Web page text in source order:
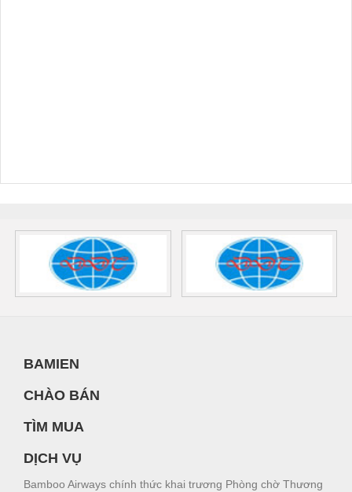
BAMIEN
CHÀO BÁN
TÌM MUA
DỊCH VỤ
Bamboo Airways chính thức khai trương Phòng chờ Thương